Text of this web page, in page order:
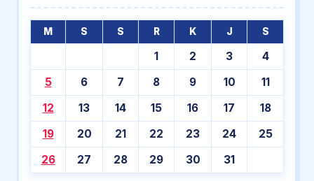
M S S R K J S
1 2 3
4
5
6 7 8 9 10
11
12
13 14 15 16 17
18
19
20 21 22 23 24
25
26
27 28 29 30 31